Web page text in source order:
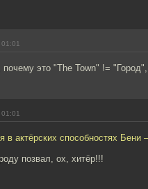
это "The Town" !=
в актёрских способностях
позвал, ох, хитёр!!!